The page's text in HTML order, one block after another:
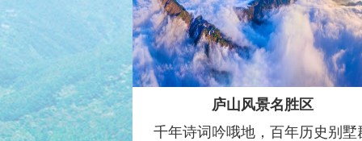
庐山风景名胜区
千年诗词吟哦地，百年历史别墅